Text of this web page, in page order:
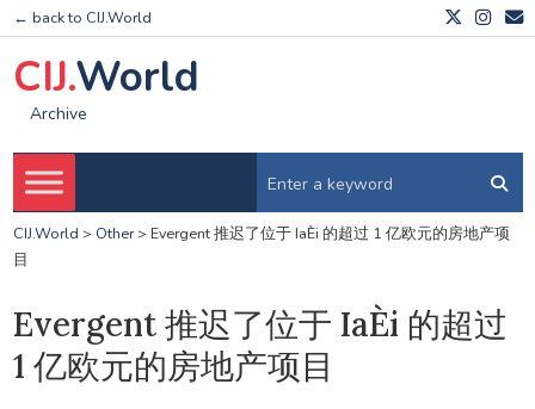
← back to CIJ.World
CIJ.World
Archive
CIJ.World > Other> Evergent 推迟了位于 IaÈi 的超过 1 亿欧元的房地产项
目
Evergent 推迟了位于 IaÈi 的超过
1 亿欧元的房地产项目